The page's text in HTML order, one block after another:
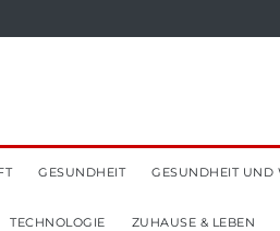
GESUNDHEIT GESUNDHEIT UND
TECHNOLOGIE ZUHAUSE & LEBEN